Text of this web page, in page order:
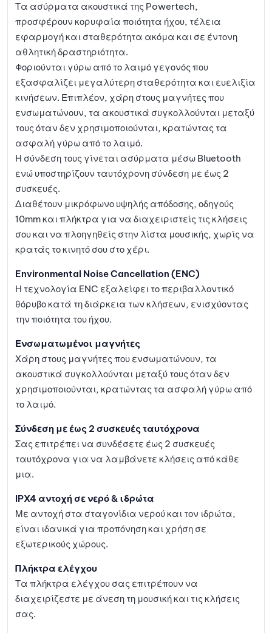
Τα ασύρματα ακουστικά της Powertech,
προσφέρουν κορυφαία ποιότητα ήχου, τέλεια
εφαρμογή και σταθερότητα ακόμα και σε έντονη
αθλητική δραστηριότητα.
Φοριούνται γύρω από το λαιμό γεγονός που
εξασφαλίζει μεγαλύτερη σταθερότητα και ευελιξία
κινήσεων. Επιπλέον, χάρη στους μαγνήτες που
ενσωματώνουν, τα ακουστικά συγκολλούνται μεταξύ
τους όταν δεν χρησιμοποιούνται, κρατώντας τα
ασφαλή γύρω από το λαιμό.
Η σύνδεση τους γίνεται ασύρματα μέσω Bluetooth
ενώ υποστηρίζουν ταυτόχρονη σύνδεση με έως 2
συσκευές.
Διαθέτουν μικρόφωνο υψηλής απόδοσης, οδηγούς
10mm και πλήκτρα για να διαχειριστείς τις κλήσεις
σου και να πλοηγηθείς στην λίστα μουσικής, χωρίς να
κρατάς το κινητό σου στο χέρι.
Environmental Noise Cancellation (ENC)
Η τεχνολογία ENC εξαλείφει το περιβαλλοντικό
θόρυβο κατά τη διάρκεια των κλήσεων, ενισχύοντας
την ποιότητα του ήχου.
Ενσωματωμένοι μαγνήτες
Χάρη στους μαγνήτες που ενσωματώνουν, τα
ακουστικά συγκολλούνται μεταξύ τους όταν δεν
χρησιμοποιούνται, κρατώντας τα ασφαλή γύρω από
το λαιμό.
Σύνδεση με έως 2 συσκευές ταυτόχρονα
Σας επιτρέπει να συνδέσετε έως 2 συσκευές
ταυτόχρονα για να λαμβάνετε κλήσεις από κάθε
μια.
IPX4 αντοχή σε νερό & ιδρώτα
Με αντοχή στα σταγονίδια νερού και τον ιδρώτα,
είναι ιδανικά για προπόνηση και χρήση σε
εξωτερικούς χώρους.
Πλήκτρα ελέγχου
Τα πλήκτρα ελέγχου σας επιτρέπουν να
διαχειρίζεστε με άνεση τη μουσική και τις κλήσεις
σας.